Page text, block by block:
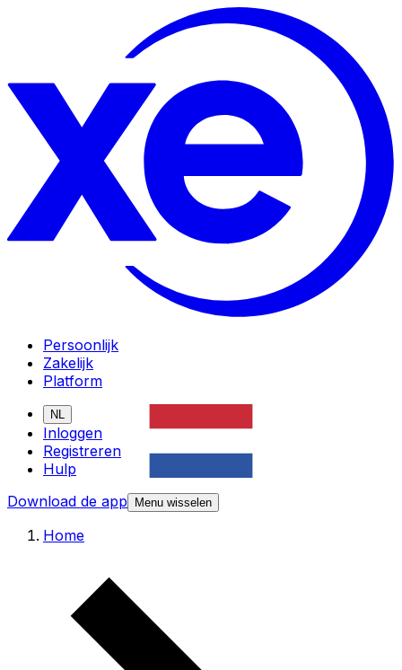
Persoonlijk
Zakelijk
Platform
NL
Inloggen
Registreren
Hulp
Download de app
Menu wisselen
Home